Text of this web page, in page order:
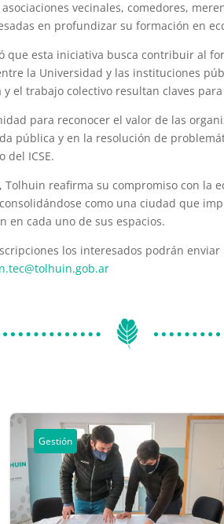
vecinales, comedores,
en profundizar su formación en
que esta iniciativa busca contribuir al
la Universidad y las instituciones
el trabajo colectivo resultan claves
para reconocer el valor de las
pública y en la resolución de
del ICSE.
Tolhuin reafirma su compromiso con la
como una ciudad que
en cada uno de sus espacios.
los interesados podrán enviar
Gestión